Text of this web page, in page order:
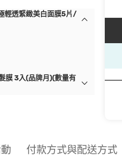
輕透緊緻美白面膜5片/
膜 3入(品牌月)(數量有
付款方式與配送方式